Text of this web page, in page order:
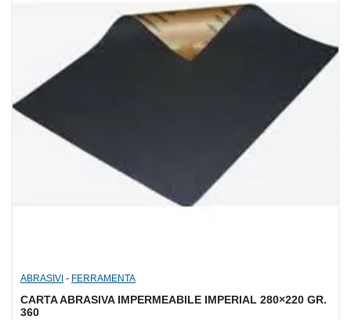
ABRASIVI - FERRAMENTA
CARTA ABRASIVA IMPERMEABILE IMPERIAL 280×220 GR.
360